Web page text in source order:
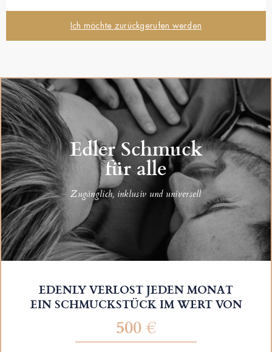
Ich möchte zurückgerufen werden
Edler Schmuck
für alle
Zugänglich, inklusiv und universell
EDENLY VERLOST JEDEN MONAT
EIN SCHMUCKSTÜCK IM WERT VON
500 €